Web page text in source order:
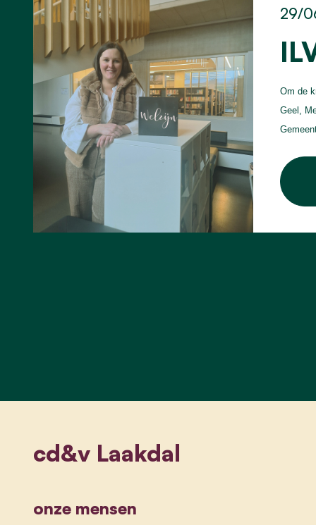
29/
Om de
Geel,
cd&v Laakdal
onze mensen